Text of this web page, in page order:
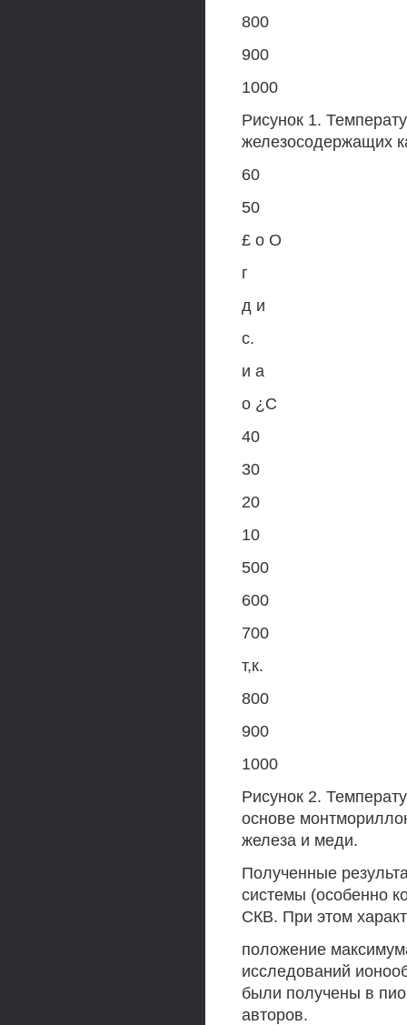
800
900
1000
Рисунок 1.
железосодержащих
60
50
£ о О
г
д и
с.
и а
о ¿С
40
30
20
10
500
600
700
т,к.
800
900
1000
Рисунок 2.
основе
железа и меди.
Полученные
системы (особенно
СКВ. При этом
положение
исследований
были получены в
авторов.